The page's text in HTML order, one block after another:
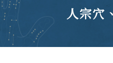
人宗穴